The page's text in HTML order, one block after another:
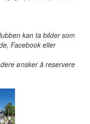
kan ta bilder som
Facebook eller
ønsker å reservere